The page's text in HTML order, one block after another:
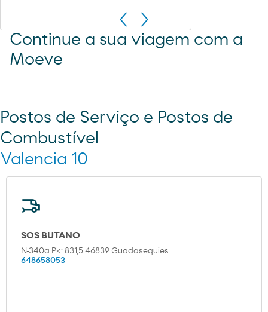
Continue a sua viagem com a
Moeve
Postos de Serviço e Postos de
Combustível
Valencia 10
SOS BUTANO
N-340a Pk: 831,5 46839 Guadasequies
648658053